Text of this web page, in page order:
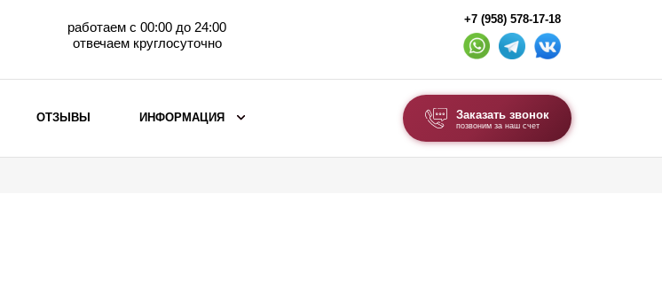
работаем с 00:00 до 24:00
отвечаем круглосуточно
+7 (958) 578-17-18
ОТЗЫВЫ ИНФОРМАЦИЯ Заказать звонок
позвоним за наш счет